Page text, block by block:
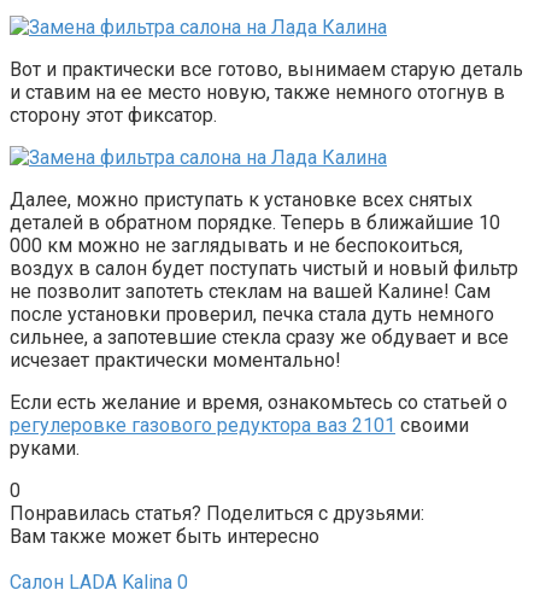
Вот и практически все готово, вынимаем старую деталь
и ставим на ее место новую, также немного отогнув в
сторону этот фиксатор.
Далее, можно приступать к установке всех снятых
деталей в обратном порядке. Теперь в ближайшие 10
000 км можно не заглядывать и не беспокоиться,
воздух в салон будет поступать чистый и новый фильтр
не позволит запотеть стеклам на вашей Калине! Сам
после установки проверил, печка стала дуть немного
сильнее, а запотевшие стекла сразу же обдувает и все
исчезает практически моментально!
Если есть желание и время, ознакомьтесь со статьей о
регулеровке газового редуктора ваз 2101 своими
руками.
0
Понравилась статья? Поделиться с друзьями:
Вам также может быть интересно
Салон LADA Kalina 0